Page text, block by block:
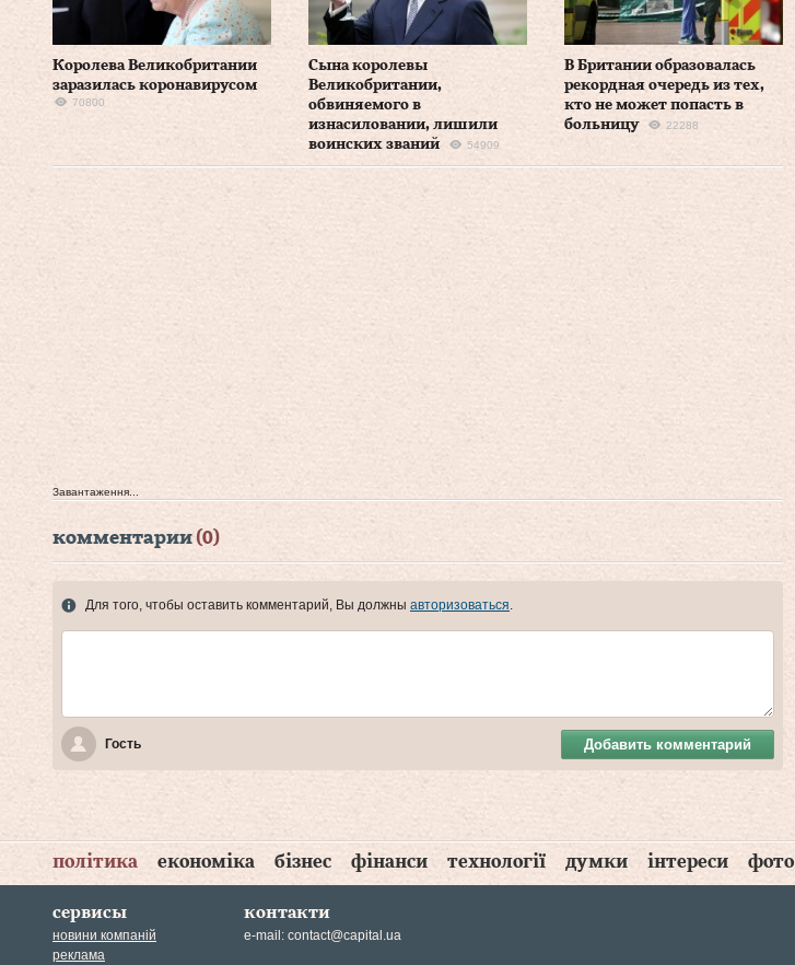
Королева Великобритании
заразилась коронавирусом
70800
Сына королевы
Великобритании,
обвиняемого в
изнасиловании, лишили
воинских званий
54909
В Британии образовалась
рекордная очередь из тех,
кто не может попасть в
больницу
22288
Завантаження...
комментарии(0)
Для того, чтобы оставить комментарий, Вы должны авторизоваться
Гость Добавить комментарий
політика економіка бізнес фінанси технології думки інтереси фото
сервисы
новини компаній
реклама
контакти
e-mail: contact@capital.ua